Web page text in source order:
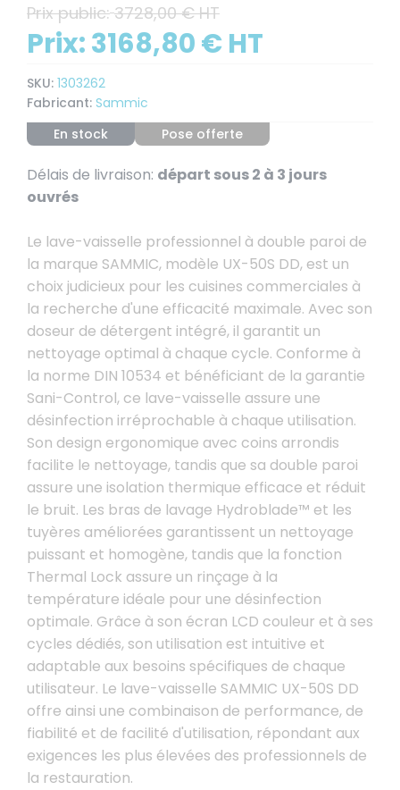
Prix public: 3728,00 € HT
Prix:3168,80 € HT
SKU: 1303262
Fabricant: Sammic
En stock
Pose offerte
Délais de livraison: départ sous 2 à 3 jours
ouvrés
Le lave-vaisselle professionnel à double paroi de
la marque SAMMIC, modèle UX-50S DD, est un
choix judicieux pour les cuisines commerciales à
la recherche d'une efficacité maximale. Avec son
doseur de détergent intégré, il garantit un
nettoyage optimal à chaque cycle. Conforme à
la norme DIN 10534 et bénéficiant de la garantie
Sani-Control, ce lave-vaisselle assure une
désinfection irréprochable à chaque utilisation.
Son design ergonomique avec coins arrondis
facilite le nettoyage, tandis que sa double paroi
assure une isolation thermique efficace et réduit
le bruit. Les bras de lavage Hydroblade™ et les
tuyères améliorées garantissent un nettoyage
puissant et homogène, tandis que la fonction
Thermal Lock assure un rinçage à la
température idéale pour une désinfection
optimale. Grâce à son écran LCD couleur et à ses
cycles dédiés, son utilisation est intuitive et
adaptable aux besoins spécifiques de chaque
utilisateur. Le lave-vaisselle SAMMIC UX-50S DD
offre ainsi une combinaison de performance, de
fiabilité et de facilité d'utilisation, répondant aux
exigences les plus élevées des professionnels de
la restauration.